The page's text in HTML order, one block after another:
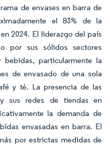
de envases en barra de
el 83% de la
2024. El liderazgo del país
por sus sólidos sectores
particularmente la
de envasado de una sola
y té. La presencia de las
sus redes de tiendas en
la demanda de
envasadas en barra. El
por estrictas medidas de